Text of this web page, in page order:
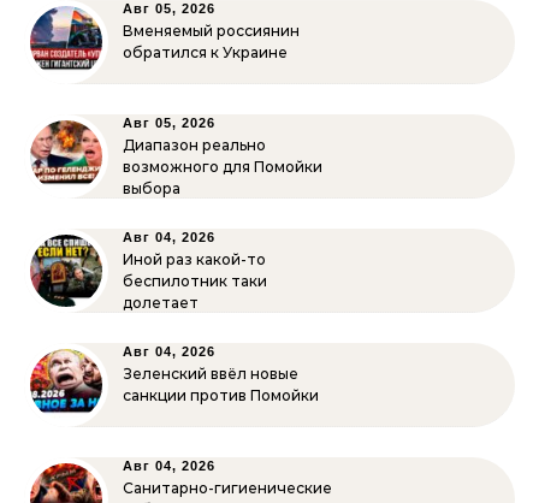
Авг 05, 2026
Вменяемый россиянин
обратился к Украине
Авг 05, 2026
Диапазон реально
возможного для Помойки
выбора
Авг 04, 2026
Иной раз какой-то
беспилотник таки
долетает
Авг 04, 2026
Зеленский ввёл новые
санкции против Помойки
Авг 04, 2026
Санитарно-гигиенические